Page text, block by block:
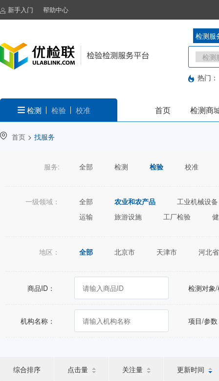
新手入门 帮助中心
检测服
热门：
检测 检验 校准 首页 检测商
首页 > 找服务
服务: 全部 检测 检验 校准
一级领域： 全部 农业和农产品
工业机械设备
运输
旅游设施 工厂检验
地区： 全部 北京市 天津市
河北省
宁夏回族自治区
新疆维吾尔自治区
商品ID： 检测对象
机构名称： 项目/参
综合排序 点击量 关注量 更新时间